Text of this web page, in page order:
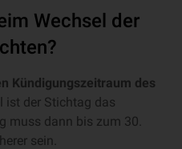
Wechsel der
Kündigungszeitraum des
ist der Stichtag das
muss dann bis zum 30.
sein.